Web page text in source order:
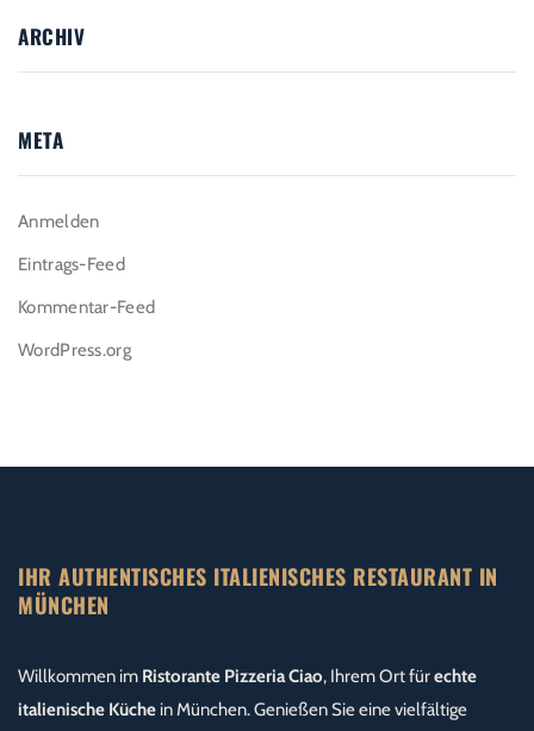
ARCHIV
META
Anmelden
Eintrags-Feed
Kommentar-Feed
WordPress.org
IHR AUTHENTISCHES ITALIENISCHES RESTAURANT IN
MÜNCHEN
Willkommen im Ristorante Pizzeria Ciao, Ihrem Ort fürechte
italienische Küche in München. Genießen Sie eine vielfältige